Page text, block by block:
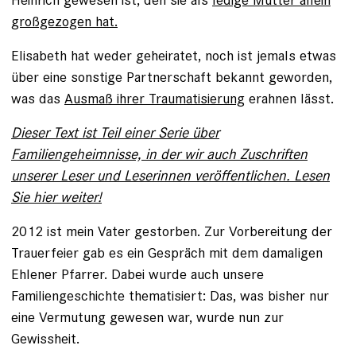
großgezogen hat.
Elisabeth hat weder geheiratet, noch ist jemals etwas
über eine sonstige Partnerschaft bekannt geworden,
was das Ausmaß ihrer Traumatisierung erahnen lässt.
Dieser Text ist Teil einer Serie über
Familiengeheimnisse, in der wir auch Zuschriften
unserer Leser und Leserinnen veröffentlichen. Lesen
Sie hier weiter!
2012 ist mein Vater gestorben. Zur Vorbereitung der
Trauerfeier gab es ein Gespräch mit dem damaligen
Ehlener Pfarrer. Dabei wurde auch unsere
Familiengeschichte thematisiert: Das, was bisher nur
eine Vermutung gewesen war, wurde nun zur
Gewissheit.